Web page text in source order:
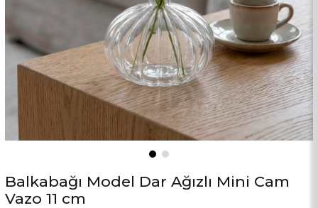
Balkabağı Model Dar Ağızlı Mini Cam
Vazo 11 cm